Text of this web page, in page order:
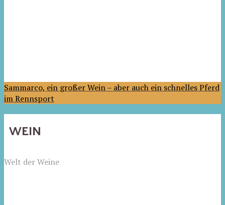
Sammarco, ein großer Wein – aber auch ein schnelles Pferd
im Rennsport
WEIN
Welt der Weine